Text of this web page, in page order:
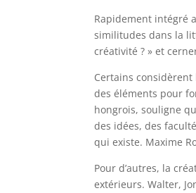
Rapidement intégré
similitudes dans la
créativité ? » et
Certains
des éléments pour
hongrois, souligne
des idées, des
qui existe. Maxime
Pour d’autres, la
extérieurs. Walter,